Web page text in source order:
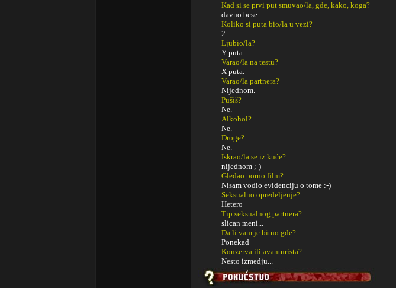
Kad si se prvi put smuvao/la, gde, kako, koga?
davno bese...
Koliko si puta bio/la u vezi?
2.
Ljubio/la?
Y puta.
Varao/la na testu?
X puta.
Varao/la partnera?
Nijednom.
Pušiš?
Ne.
Alkohol?
Ne.
Droge?
Ne.
Iskrao/la se iz kuće?
nijednom ;-)
Gledao porno film?
Nisam vodio evidenciju o tome :-)
Seksualno opredeljenje?
Hetero
Tip seksualnog partnera?
slican meni...
Da li vam je bitno gde?
Ponekad
Konzerva ili avanturista?
Nesto izmedju...